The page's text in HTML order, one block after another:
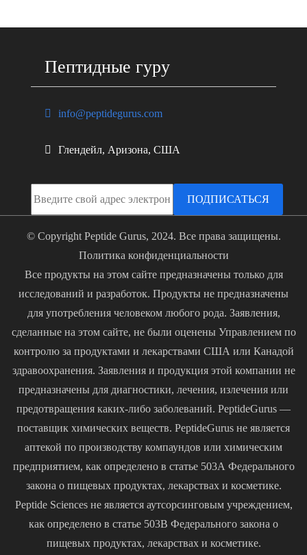
Пептидные гуру
info@peptidegurus.com
Глендейл, Аризона, США
ПОДПИСАТЬСЯ
© Copyright Peptide Gurus, 2024. Все права защищены.
Политика конфиденциальности
Все продукты на этом сайте предназначены только для
исследований и разработок. Продукты не предназначены
для употребления человеком любого рода. Заявления,
сделанные на этом сайте, не были оценены Управлением по
контролю за продуктами и лекарствами США или Канадой
здравоохранения. Заявления и продукция этой компании не
предназначены для диагностики, лечения, излечения или
предотвращения каких-либо заболеваний. PeptideGurus —
поставщик химических веществ. PeptideGurus не является
аптекой по производству компаундов или химическим
предприятием, как определено в статье 503A Федерального
закона о пищевых продуктах, лекарствах и косметике.
Peptide Sciences не является аутсорсинговым учреждением,
как определено в статье 503B Федерального закона о
пищевых продуктах, лекарствах и косметике.